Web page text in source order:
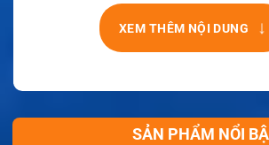
XEM THÊM NỘI DUNG ↓
SẢN PHẨM NỔI